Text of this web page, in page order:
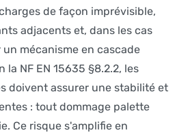
de façon imprévisible,
adjacents et, dans les cas
mécanisme en cascade
NF EN 15635 §8.2.2, les
doivent assurer une stabilité et
: tout dommage palette
Ce risque s'amplifie en